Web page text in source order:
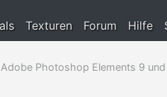
Texturen Forum Hilfe
Photoshop Elements 9